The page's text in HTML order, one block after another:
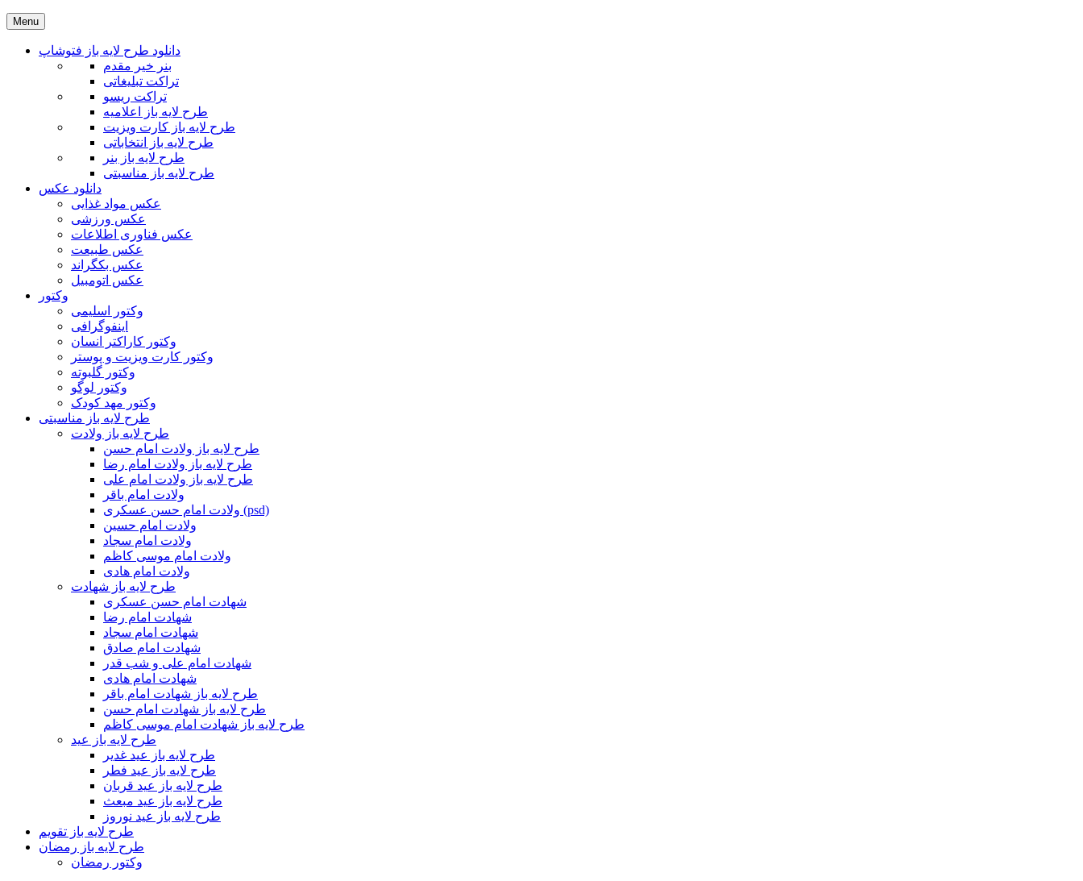
Menu
دانلود طرح لایه باز فتوشاپ
بنر خیر مقدم
تراکت تبلیغاتی
تراکت ریسو
طرح لایه باز اعلامیه
طرح لایه باز کارت ویزیت
طرح لایه باز انتخاباتی
طرح لایه باز بنر
طرح لایه باز مناسبتی
دانلود عکس
عکس مواد غذایی
عکس ورزشی
عکس فناوری اطلاعات
عکس طبیعت
عکس بکگراند
عکس اتومبیل
وکتور
وکتور اسلیمی
اینفوگرافی
وکتور کاراکتر انسان
وکتور کارت ویزیت و پوستر
وکتور گلبوته
وکتور لوگو
وکتور مهد کودک
طرح لایه باز مناسبتی
طرح لایه باز ولادت
طرح لایه باز ولادت امام حسن
طرح لایه باز ولادت امام رضا
طرح لایه باز ولادت امام علی
ولادت امام باقر
ولادت امام حسن عسکری (psd)
ولادت امام حسین
ولادت امام سجاد
ولادت امام موسی کاظم
ولادت امام هادی
طرح لایه باز شهادت
شهادت امام حسن عسکری
شهادت امام رضا
شهادت امام سجاد
شهادت امام صادق
شهادت امام علی و شب قدر
شهادت امام هادی
طرح لایه باز شهادت امام باقر
طرح لایه باز شهادت امام حسن
طرح لایه باز شهادت امام موسی کاظم
طرح لایه باز عید
طرح لایه باز عید غدیر
طرح لایه باز عید فطر
طرح لایه باز عید قربان
طرح لایه باز عید مبعث
طرح لایه باز عید نوروز
طرح لایه باز تقویم
طرح لایه باز رمضان
وکتور رمضان